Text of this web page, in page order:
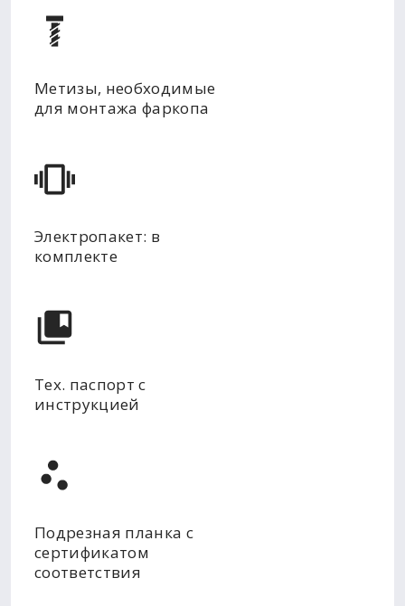
Метизы, необходимые
для монтажа фаркопа
Электропакет: в
комплекте
Тех. паспорт с
инструкцией
Подрезная планка с
сертификатом
соответствия